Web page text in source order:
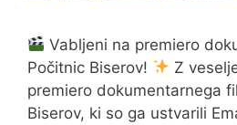
Vabljeni na premiero
Počitnic Biserov!
Z
premiero dokumentarnega
Biserov, ki so ga ustvarili